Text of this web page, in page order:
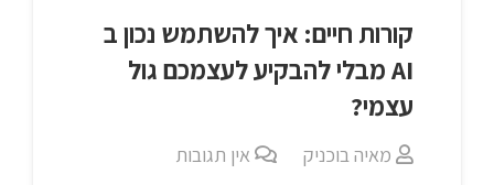
קורות חיים: איך להשתמש נכון ב
AI מבלי להבקיע לעצמכם גול
עצמי?
מאיה בוכניק אין תגובות